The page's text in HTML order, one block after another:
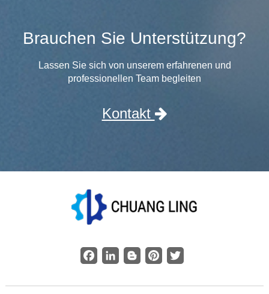
Brauchen Sie Unterstützung?
Lassen Sie sich von unserem erfahrenen und
professionellen Team begleiten
Kontakt
Facebook
LinkedInBloggerPinterestTwitter